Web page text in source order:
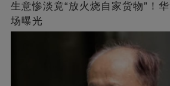
生意惨淡竟“放火烧自家货物”！
场曝光